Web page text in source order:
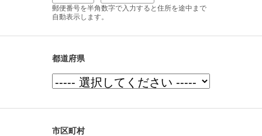
郵便番号を半角数字で入力すると住所を途中まで
自動表示します。
都道府県
市区町村